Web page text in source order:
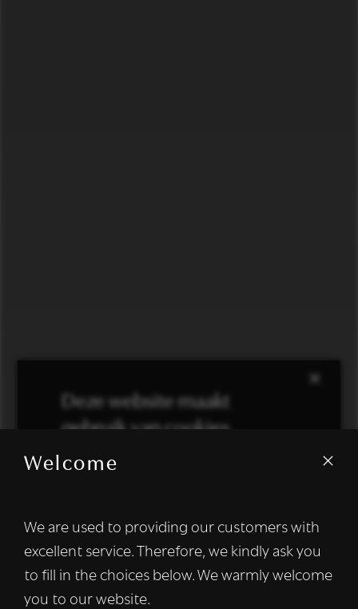
Welcome
We are used to providing our customers with
excellent service. Therefore, we kindly ask you
to fill in the choices below. We warmly welcome
you to our website.
×
Deze website maakt
gebruik van cookies.
We gebruiken cookies om inhoud en
informatie over uw gebruik van onze site
met onze advertentie- en analysepartners,
die deze kunnen combineren met andere
informatie die u aan hen heeft verstrekt of